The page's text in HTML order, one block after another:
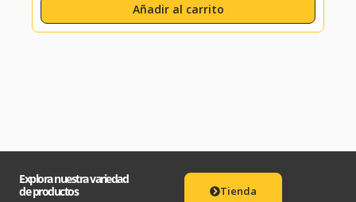
Añadir al carrito
Explora nuestra variedad
de productos
Tienda